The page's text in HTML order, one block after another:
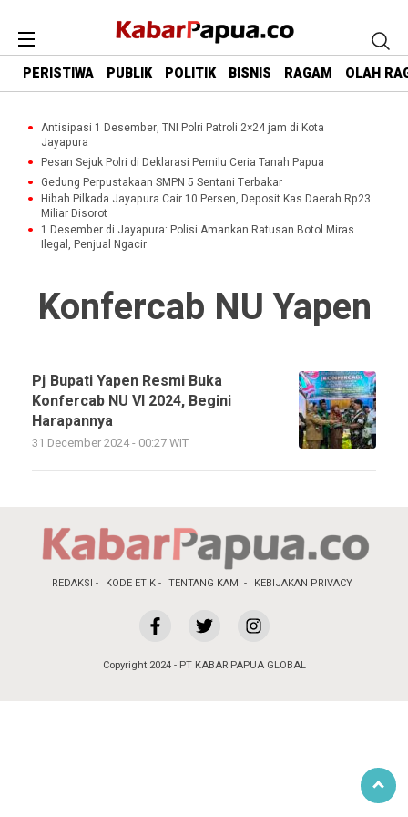
PERISTIWA PUBLIK POLITIK BISNIS RAGAM OLAH
Antisipasi 1 Desember, TNI Polri Patroli 2×24 jam di Kota
Jayapura
Pesan Sejuk Polri di Deklarasi Pemilu Ceria Tanah Papua
Gedung Perpustakaan SMPN 5 Sentani Terbakar
Hibah Pilkada Jayapura Cair 10 Persen, Deposit Kas Daerah Rp23
Miliar Disorot
1 Desember di Jayapura: Polisi Amankan Ratusan Botol Miras
Ilegal, Penjual Ngacir
Konfercab NU Yapen
Pj Bupati Yapen Resmi Buka
Konfercab NU VI 2024, Begini
Harapannya
31 December 2024 - 00:27 WIT
REDAKSI KODE ETIK TENTANG KAMI KEBIJAKAN PRIVACY
Copyright 2024 - PT KABAR PAPUA GLOBAL